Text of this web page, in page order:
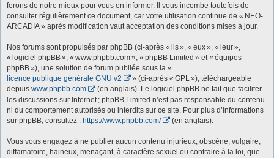
ferons de notre mieux pour vous en informer. Il vous incombe toutefois de
consulter régulièrement ce document, car votre utilisation continue de « NEO-
ARCADIA » après modification vaut acceptation des conditions mises à jour.
Nos forums sont propulsés par phpBB (ci-après « ils », « eux », « leur »,
« logiciel phpBB », « www.phpbb.com », « phpBB Limited » et « équipes
phpBB »), une solution de forum publiée sous la «
licence publique générale GNU v2
» (ci-après « GPL »), téléchargeable
depuis www.phpbb.com
(en anglais). Le logiciel phpBB ne fait que faciliter
les discussions sur Internet ; phpBB Limited n’est pas responsable du contenu
ni du comportement autorisés ou interdits sur ce site. Pour plus d’informations
sur phpBB, consultez : https://www.phpbb.com/ (en anglais).
Vous vous engagez à ne publier aucun contenu injurieux, obscène, vulgaire,
diffamatoire, haineux, menaçant, à caractère sexuel ou contraire à la loi, que